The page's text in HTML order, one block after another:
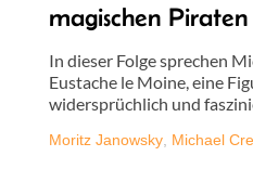
magischen Piraten
In dieser Folge sprechen
Eustache le Moine, eine
widersprüchlich und
Moritz Janowsky Michael